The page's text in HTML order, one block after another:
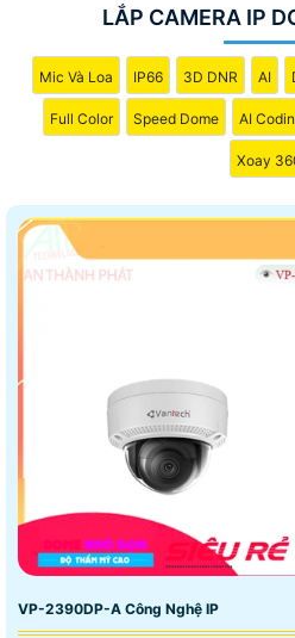
LẮP CAMERA IP
Mic Và Loa IP66 3D DNR AI
Full Color Speed Dome AI
Xoay
VP-2390DP-A Công Nghệ IP